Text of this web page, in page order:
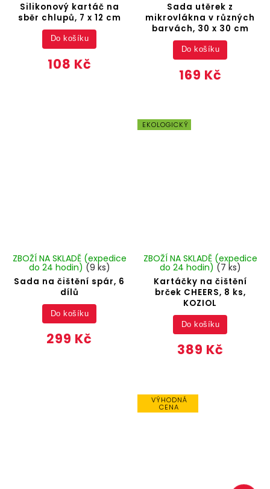
Silikonový kartáč na
sběr chlupů, 7 x 12 cm
108 Kč
Do košíku
Sada utěrek z
mikrovlákna v různých
barvách, 30 x 30 cm
169 Kč
Do košíku
Sada na čištění spár, 6
dílů
ZBOŽÍ NA SKLADĚ (expedice
do 24 hodin) (9 ks)
299 Kč
Do košíku
EKOLOGICKÝ
Kartáčky na čištění
brček CHEERS, 8 ks,
KOZIOL
ZBOŽÍ NA SKLADĚ (expedice
do 24 hodin) (7 ks)
389 Kč
Do košíku
VÝHODNÁ
CENA